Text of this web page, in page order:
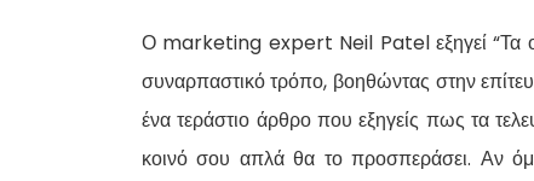
Ο marketing expert Neil Patel εξηγεί “Τα
συναρπαστικό τρόπο, βοηθώντας στην
ένα τεράστιο άρθρο που εξηγείς πως τα
κοινό σου απλά θα το προσπεράσει. Αν